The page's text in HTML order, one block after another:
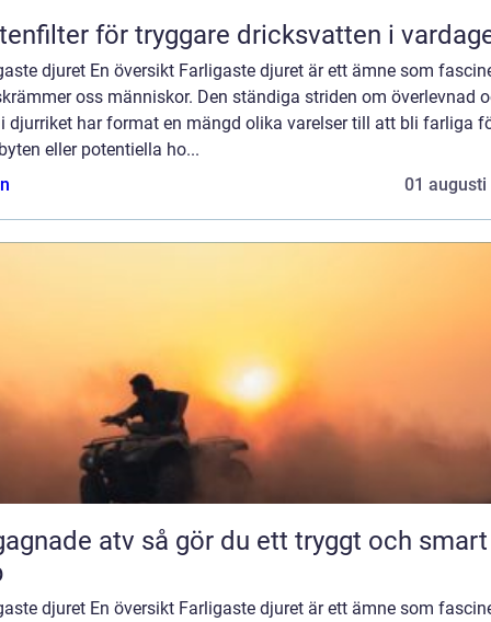
för tryggare dricksvatten i
djuret En översikt Farligaste djuret är ett ämne som
oss människor. Den ständiga striden om överlevnad
djurriket har format en mängd olika varelser till att bli farliga
eller potentiella ho...
01 augusti
atv så gör du ett tryggt och smart
djuret En översikt Farligaste djuret är ett ämne som